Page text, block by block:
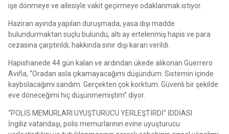
işe dönmeye ve ailesiyle vakit geçirmeye odaklanmak istiyor.
Haziran ayında yapılan duruşmada, yasa dışı madde
bulundurmaktan suçlu bulundu, altı ay ertelenmiş hapis ve para
cezasına çarptırıldı, hakkında sınır dışı kararı verildi.
Hapishanede 44 gün kalan ve ardından ükede alıkonan Guerrero
Aviña, “Oradan asla çıkamayacağımı düşündüm. Sistemin içinde
kaybolacağımı sandım. Gerçekten çok korktum. Güvenli bir şekilde
eve döneceğimi hiç düşünmemiştim” diyor.
“POLİS MEMURLARI UYUŞTURUCU YERLEŞTİRDİ” İDDİASI
İngiliz vatandaşı, polis memurlarının evine uyuşturucu